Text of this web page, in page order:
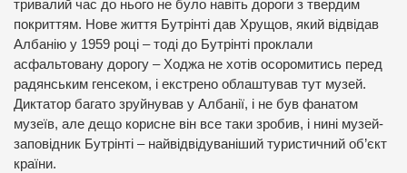
тривалий час до нього не було навіть дороги з твердим
покриттям. Нове життя Бутрінті дав Хрущов, який відвідав
Албанію у 1959 році – тоді до Бутрінті проклали
асфальтовану дорогу – Ходжа не хотів осоромитись перед
радянським генсеком, і екстрено облаштував тут музей.
Диктатор багато зруйнував у Албанії, і не був фанатом
музеїв, але дещо корисне він все таки зробив, і нині музей-
заповідник Бутрінті – найвідвідуваніший туристичний об’єкт
країни.